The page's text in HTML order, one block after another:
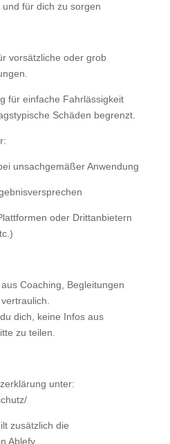
für dich zu sorgen
vorsätzliche oder grob
für einfache Fahrlässigkeit
Schäden begrenzt.
unsachgemäßer Anwendung
oder Drittanbietern
Coaching, Begleitungen
dich, keine Infos aus
zu teilen.
unter:
zusätzlich die
Ablefy.